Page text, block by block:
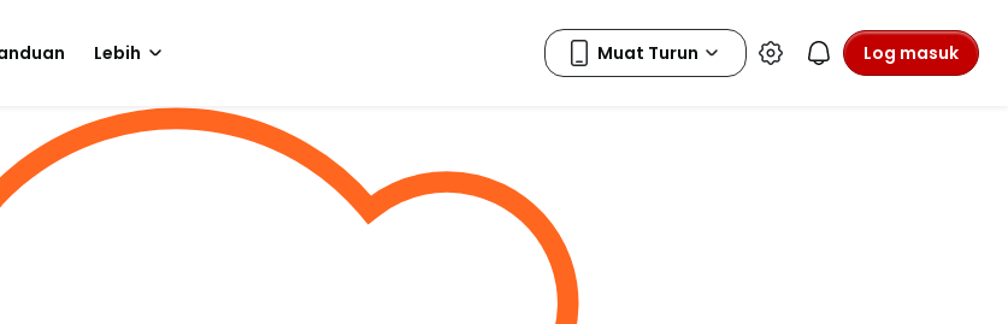
Lebih Log masuk